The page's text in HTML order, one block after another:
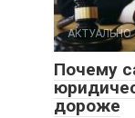
АКТУАЛЬНО
Почему
дороже